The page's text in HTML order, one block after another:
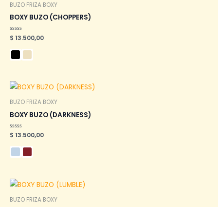
BUZO FRIZA BOXY
BOXY BUZO (CHOPPERS)
Valorado
en
0
de
5
$ 13.500,00
BUZO FRIZA BOXY
BOXY BUZO (DARKNESS)
Valorado
en
0
5
$ 13.500,00
BUZO FRIZA BOXY